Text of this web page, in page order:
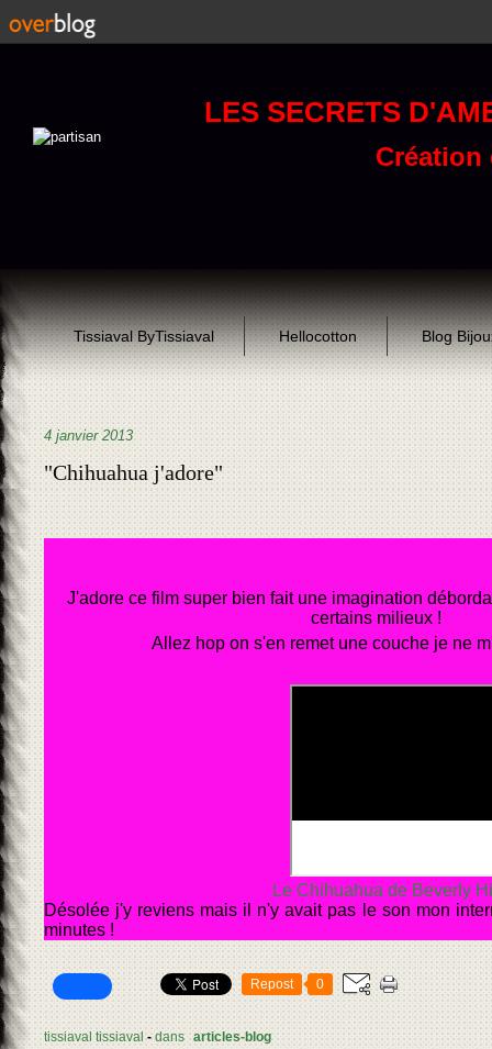
LES SECRETS
Création
Tissiaval ByTissiaval Hellocotton Blog
4 janvier 2013
"Chihuahua j'adore"
J'adore ce film super bien fait une imagination
certains milieux !
Allez hop on s'en remet une couche je ne
Le Chihuahua de Beverly
Désolée j'y reviens mais il n'y avait pas le son mon
minutes !
Repost 0
tissiaval tissiaval - dans articles-blog